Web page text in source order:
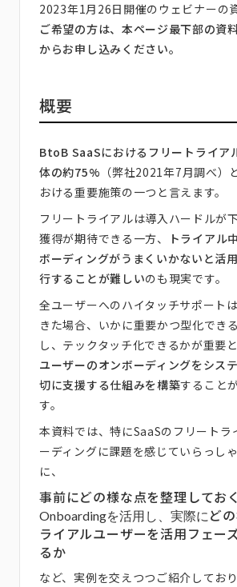
2023年1月26日開催のウェビナーの
ご希望の方は、本ページ最下部の資
からお申し込みください。
概要
BtoB SaaSにおけるフリートライア
体の約75% （弊社2021年7月調べ）
おける重要施策の一つと言えます。
フリートライアルは導入ハードルが
獲得が期待できる一方、
トライアル
ボーディングがうまくいかないと活
行することが難しいのも現実です。
全ユーザーへのハイタッチサポート
きた場合、いかに重要かつ型化でき
し、テックタッチ化できるかが重要
ユーザーのオンボーディングをシス
切に支援する仕組みを構築すること
す。
本資料では、特にSaaSのフリートラ
ーディングに課題を感じていらっし
に、
事前にどの様な点を整理してお
Onboardingを活用し、実際に ど
ライアルユーザーを活用フェー
るか
など、実例を交えつつご紹介しており